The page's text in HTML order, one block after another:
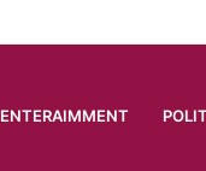
ENTERAIMMENT